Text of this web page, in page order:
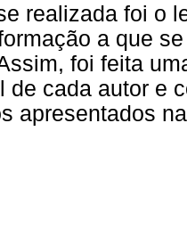
realizada foi o
a que
foi feita
de cada autor e
apresentados